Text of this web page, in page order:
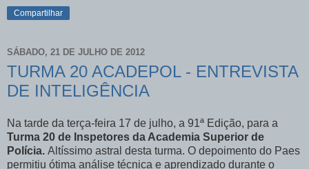
Compartilhar
SÁBADO, 21 DE JULHO DE 2012
TURMA 20 ACADEPOL - ENTREVISTA
DE INTELIGÊNCIA
Na tarde da terça-feira 17 de julho, a 91ª Edição, para a
Turma 20 de Inspetores da Academia Superior de
Polícia. Altíssimo astral desta turma. O depoimento do Paes
permitiu ótima análise técnica e aprendizado durante o